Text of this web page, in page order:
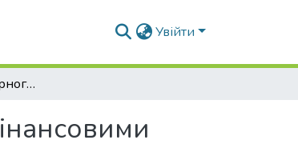
Увійти
Кредитування аграрного сектору небанківськими фінансовими інститутами